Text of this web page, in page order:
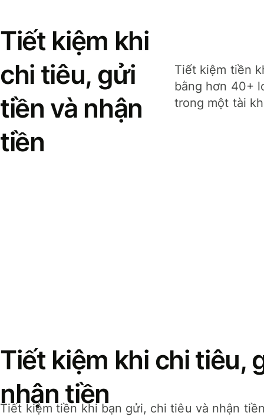
Tiết kiệm khi
chi tiêu, gửi
tiền và nhận
tiền
Tiết kiệm tiền
bằng hơn 40+
trong một tài
Tiết kiệm khi chi tiêu,
nhận tiền
Tiết kiệm tiền khi bạn gửi, chi tiêu và nhận